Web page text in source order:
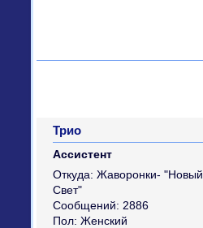
Трио
Ассистент
Откуда: Жаворонки- "Новый
Свет"
Сообщений: 2886
Пол: Женский